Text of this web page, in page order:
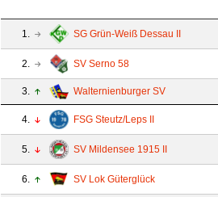
1. SG Grün-Weiß Dessau II
2. SV Serno 58
3. Walternienburger SV
4. FSG Steutz/Leps II
5. SV Mildensee 1915 II
6. SV Lok Güterglück